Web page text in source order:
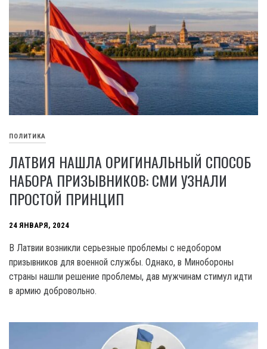
ПОЛИТИКА
ЛАТВИЯ НАШЛА ОРИГИНАЛЬНЫЙ СПОСОБ
НАБОРА ПРИЗЫВНИКОВ: СМИ УЗНАЛИ
ПРОСТОЙ ПРИНЦИП
24 ЯНВАРЯ, 2024
B Латвии возникли серьезные проблемы с недобором
призывников для военной службы. Однако, в Минобороны
страны нашли решение проблемы, дав мужчинам стимул идти
в армию добровольно.